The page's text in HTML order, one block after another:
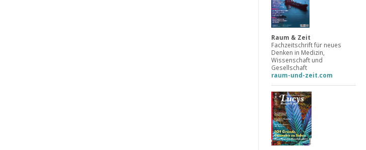
Raum & Zeit
Fachzeitschrift für neues
Denken in Medizin,
Wissenschaft und
Gesellschaft
raum-und-zeit.com